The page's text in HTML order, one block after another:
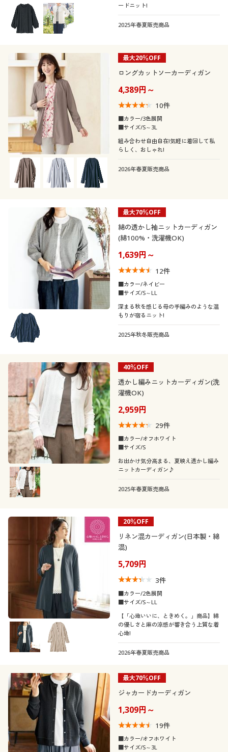
ードニット!
2025年春夏販売商品
最大20％OFF
ロングカットソーカーディガン
4,389円～
10件
■カラー/3色展開
■サイズ/S～3L
組み合わせ自由自在!気軽に着回して私
らしく、おしゃれ!
2026年春夏販売商品
最大70％OFF
綿の透かし袖ニットカーディガン
(綿100%・洗濯機OK)
1,639円～
12件
■カラー/ネイビー
■サイズ/S～LL
深まる秋を感じる母の手編みのような温
もりが宿るニット!
2025年秋冬販売商品
40％OFF
透かし編みニットカーディガン(洗
濯機OK)
2,959円
29件
■カラー/オフホワイト
■サイズ/S
お出かけ気分高まる、夏映え透かし編み
ニットカーディガン♪
2025年春夏販売商品
20％OFF
リネン混カーディガン(日本製・綿
混)
5,709円
3件
■カラー/2色展開
■サイズ/S～LL
【「心地いいに、ときめく。」商品】綿
の優しさと麻の涼感が響き合う上質な着
心地!
2026年春夏販売商品
最大70％OFF
ジャカードカーディガン
1,309円～
19件
■カラー/オフホワイト
■サイズ/S～3L